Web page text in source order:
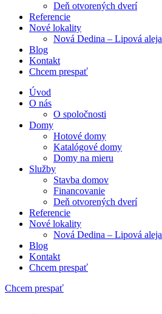
Deň otvorených dverí
Referencie
Nové lokality
Nová Dedina – Lipová aleja
Blog
Kontakt
Chcem prespať
Úvod
O nás
O spoločnosti
Domy
Hotové domy
Katalógové domy
Domy na mieru
Služby
Stavba domov
Financovanie
Deň otvorených dverí
Referencie
Nové lokality
Nová Dedina – Lipová aleja
Blog
Kontakt
Chcem prespať
Chcem prespať